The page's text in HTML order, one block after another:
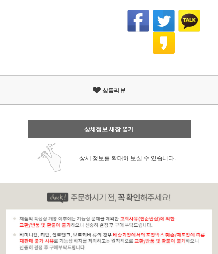
상품리뷰
상세정보 새창 열기
상세 정보를 확대해 보실 수 있습니다.